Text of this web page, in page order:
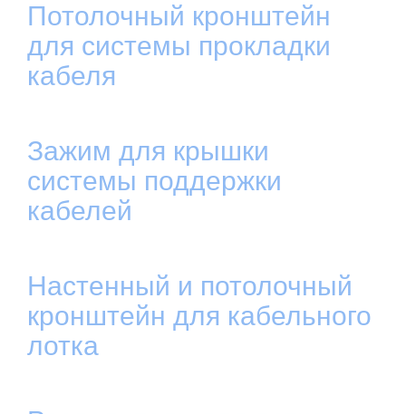
Потолочный кронштейн
для системы прокладки
кабеля
Зажим для крышки
системы поддержки
кабелей
Настенный и потолочный
кронштейн для кабельного
лотка